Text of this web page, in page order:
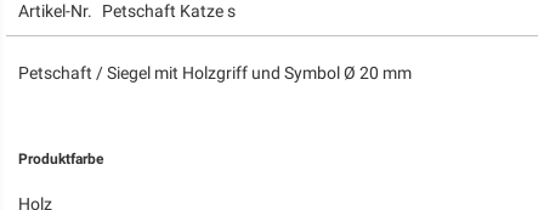
Artikel-Nr. Petschaft Katze s
Petschaft / Siegel mit Holzgriff und Symbol Ø 20 mm
Produktfarbe
Holz